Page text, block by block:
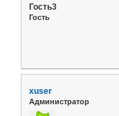
Гость3
Гость
xuser
Администратор